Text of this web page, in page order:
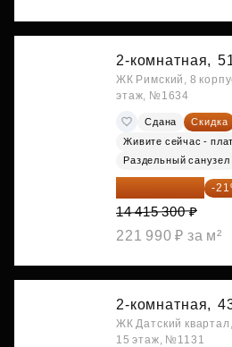
2-комнатная,
ЖК Римский, 8
этаж, №1634
Сдана Скидка
Живите сейчас -
Раздельный санузел
11 388 087 ₽ -
14 415 300 ₽
221 990 ₽ за м²
2-комнатная,
ЖК Датский
15 этаж, №1131